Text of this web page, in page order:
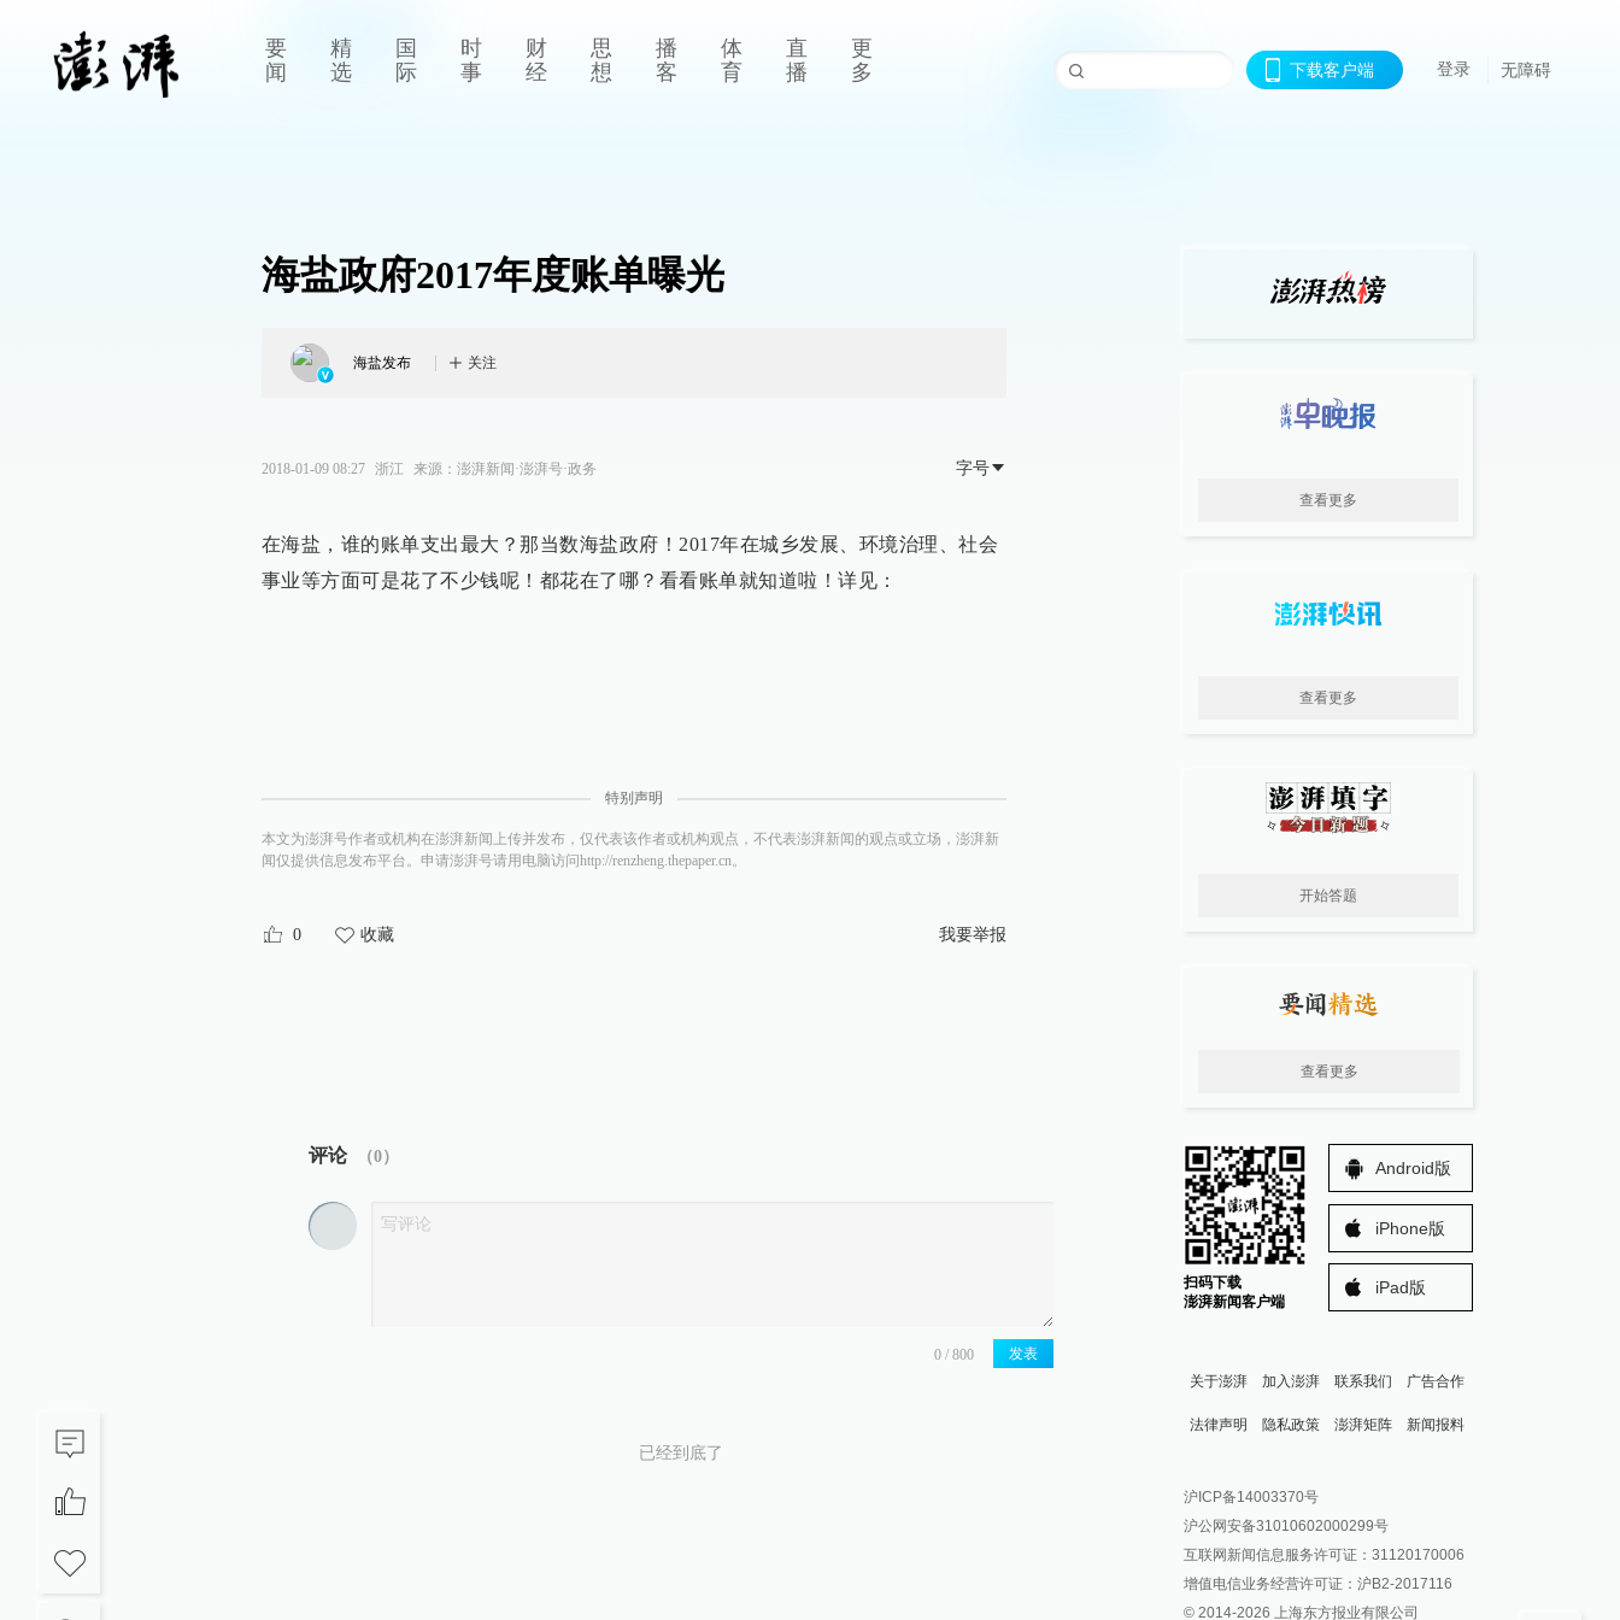
要
闻
精
选
国
际
时
事
财
经
思
想
播
客
体
育
直
播
更
多
下载客户端 登录 无障碍
海盐政府2017年度账单曝光
海盐发布 关注
2018-01-09 08:27 浙江 来源： 澎湃新闻·澎湃号·政务 字号
在海盐，谁的账单支出最大？那当数海盐政府！2017年在城乡发展、环境治理、社会
事业等方面可是花了不少钱呢！都花在了哪？看看账单就知道啦！详见：
特别声明
本文为澎湃号作者或机构在澎湃新闻上传并发布，仅代表该作者或机构观点，不代表澎湃新闻的观点或立场，澎湃新
闻仅提供信息发布平台。申请澎湃号请用电脑访问http://renzheng.thepaper.cn。
0 收藏 我要举报
评论 （0）
发表
已经到底了
查看更多
查看更多
开始答题
查看更多
扫码下载
澎湃新闻客户端
Android版
iPhone版
iPad版
关于澎湃 加入澎湃 联系我们 广告合作
法律声明 隐私政策 澎湃矩阵
澎湃新闻公众号
澎湃新闻抖音号
派生万物开放平台
IP SHANGHAI
新闻报料
报料邮箱: news@thepaper.cn
沪ICP备14003370号
沪公网安备31010602000299号
互联网新闻信息服务许可证：31120170006
增值电信业务经营许可证：沪B2-2017116
© 2014-2026 上海东方报业有限公司